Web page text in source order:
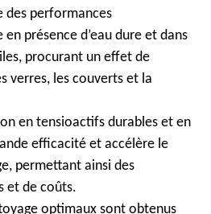
des performances
présence d’eau dure et dans
procurant un effet de
verres, les couverts et la
en tensioactifs durables et en
efficacité et accélère le
permettant ainsi des
et de coûts.
optimaux sont obtenus